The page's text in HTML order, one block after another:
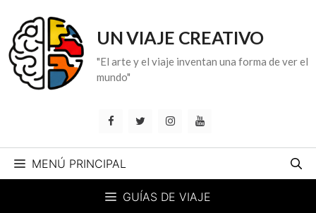
contenido
UN VIAJE CREATIVO
"El arte y el viaje inventan una forma de ver el
mundo"
MENÚ PRINCIPAL
GUÍAS DE VIAJE